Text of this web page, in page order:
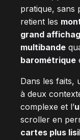
pratique, sans
retient les
grand
multibande
barométrique
Dans les faits,
à deux
complexe et l’
scroller en
cartes plus